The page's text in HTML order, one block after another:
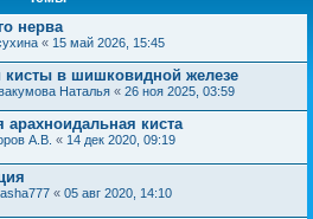
нерва
« 15 май 2026, 15:45
кисты в шишковидной железе
Наталья « 26 ноя 2025, 03:59
арахноидальная киста
А.В. « 14 дек 2020, 09:19
« 05 авг 2020, 14:10